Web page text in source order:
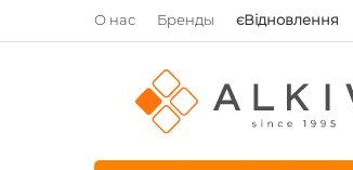
О нас Бренды єВідновлення